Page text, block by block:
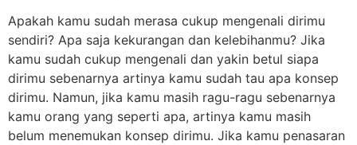
Apakah kamu sudah merasa cukup mengenali dirimu
sendiri? Apa saja kekurangan dan kelebihanmu? Jika
kamu sudah cukup mengenali dan yakin betul siapa
dirimu sebenarnya artinya kamu sudah tau apa konsep
dirimu. Namun, jika kamu masih ragu-ragu sebenarnya
kamu orang yang seperti apa, artinya kamu masih
belum menemukan konsep dirimu. Jika kamu penasaran